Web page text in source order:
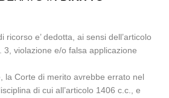
ricorso e’ dedotta, ai sensi dell’articolo
3, violazione e/o falsa applicazione
la Corte di merito avrebbe errato nel
di cui all’articolo 1406 c.c., e